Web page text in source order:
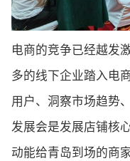
电商的竞争已经越发
多的线下企业踏入电
用户、洞察市场趋势
发展会是发展店铺核
动能给青岛到场的商